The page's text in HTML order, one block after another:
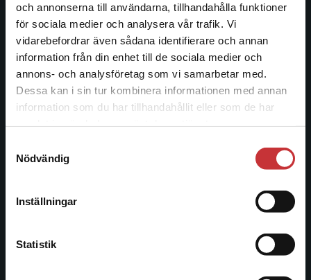
och annonserna till användarna, tillhandahålla funktioner
för sociala medier och analysera vår trafik. Vi
vidarebefordrar även sådana identifierare och annan
information från din enhet till de sociala medier och
annons- och analysföretag som vi samarbetar med.
Dessa kan i sin tur kombinera informationen med annan
information som du har tillhandahållit eller som de har
Nödvändig
Inställningar
Statistik
Begränsad fraktregion
Det verkar som att du besöker
studentlitteratur.se via en enhet utanför Sverige.
Vi erbjuder inte leveranser utanför Sverige. För
att kunna slutföra ett köp måste
Kontakta oss
Kontakta oss
046-31 20 00
Postadress:
Box 141
221 00 Lund
Besöksadress:
Kundservice